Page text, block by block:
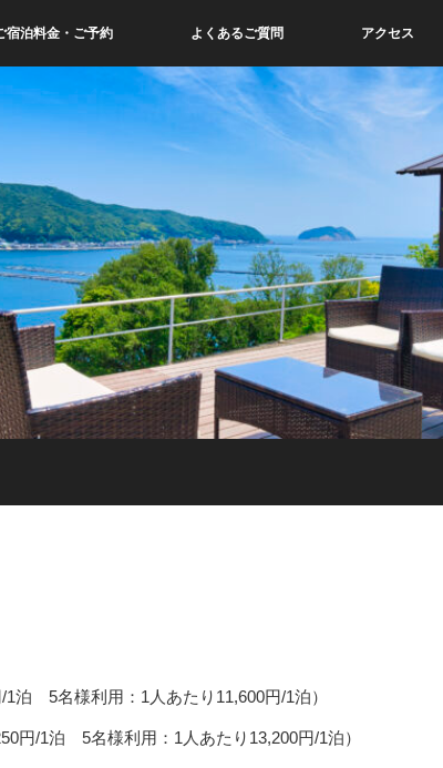
宿泊料金・ご予約 よくあるご質問 アクセス
5名様利用：1人あたり11,600円/1泊）
円/1泊 5名様利用：1人あたり13,200円/1泊）